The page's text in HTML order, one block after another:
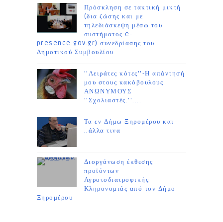
Πρόσκληση σε τακτική μικτή
(δια ζώσης και με
τηλεδιάσκεψη μέσω του
συστήματος e-
presence.gov.gr) συνεδρίασης του
Δημοτικού Συμβουλίου
''Λειράτες κότες''-Η απάντησή
μου στους κακόβουλους
ΑΝΩΝΥΜΟΥΣ
''Σχολιαστές.''....
Τα εν Δήμω Ξηρομέρου και
..άλλα τινα
Διοργάνωση έκθεσης
προϊόντων
Αγροτοδιατροφικής
Κληρονομιάς από τον Δήμο
Ξηρομέρου